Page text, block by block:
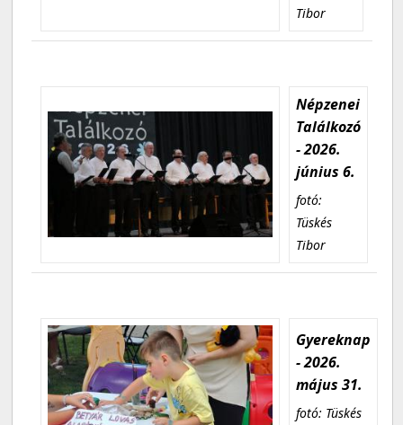
Tibor
Népzenei
Találkozó
- 2026.
június 6.
fotó:
Tüskés
Tibor
Gyereknap
- 2026.
május 31.
fotó: Tüskés